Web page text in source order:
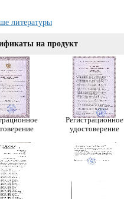
литературы
на продукт
Регистрационное
удостоверение